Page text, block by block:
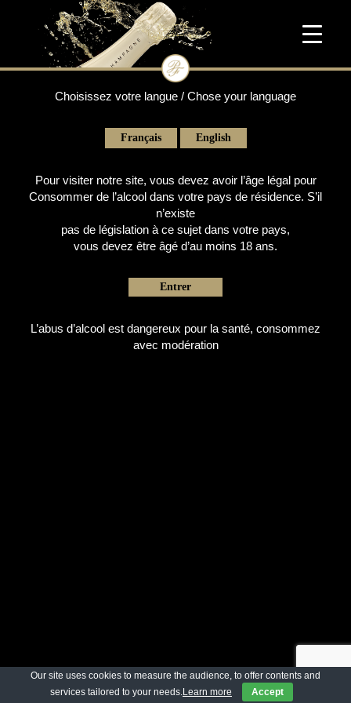
Choisissez votre langue / Chose your language
Français English
Pour visiter notre site, vous devez avoir l’âge légal pour
Consommer de l’alcool dans votre pays de résidence. S’il
n’existe
pas de législation à ce sujet dans votre pays,
vous devez être âgé d’au moins 18 ans.
Entrer
L’abus d’alcool est dangereux pour la santé, consommez
avec modération
Our site uses cookies to measure the audience, to offer contents and
services tailored to your needs.Learn more Accept